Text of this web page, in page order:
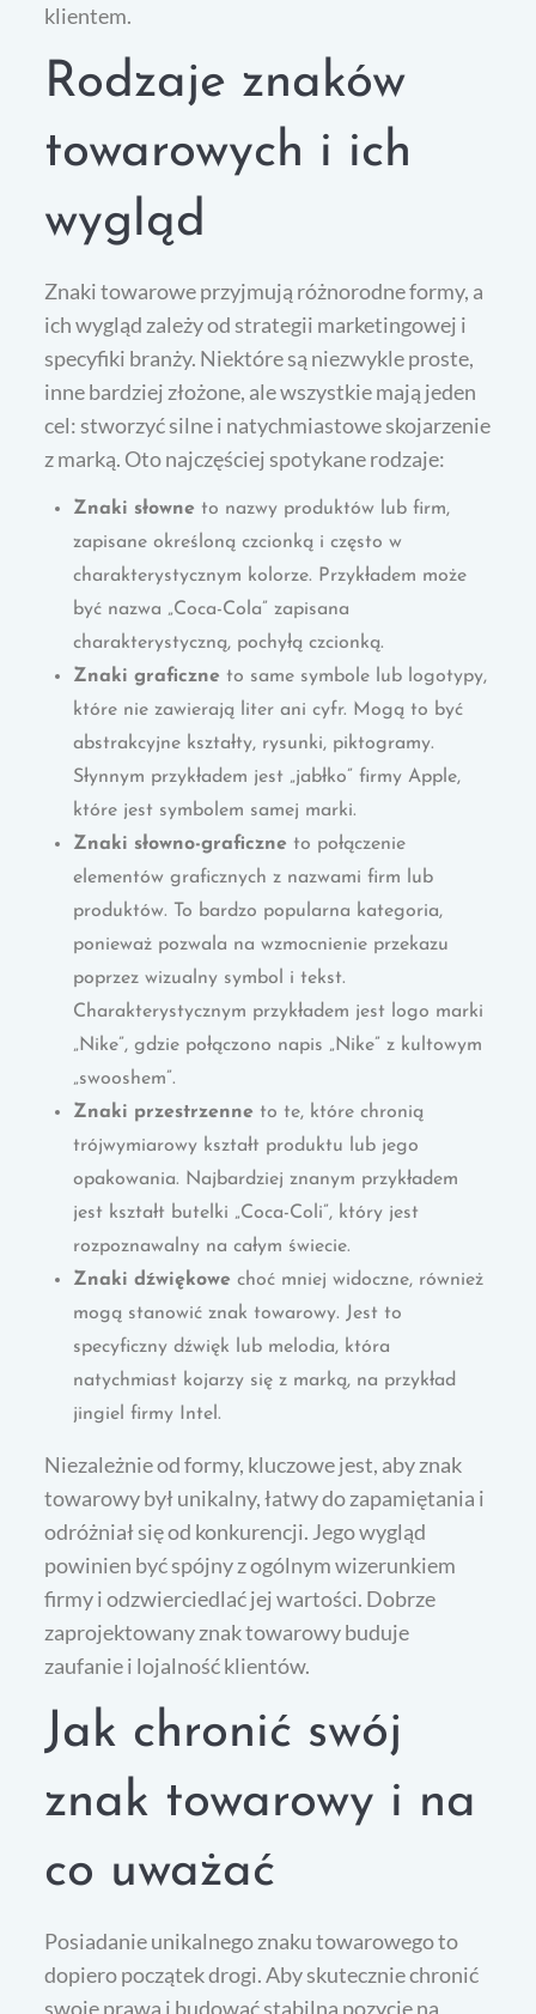
klientem.
Rodzaje znaków
towarowych i ich
wygląd
Znaki towarowe przyjmują różnorodne formy, a
ich wygląd zależy od strategii marketingowej i
specyfiki branży. Niektóre są niezwykle proste,
inne bardziej złożone, ale wszystkie mają jeden
cel: stworzyć silne i natychmiastowe skojarzenie
z marką. Oto najczęściej spotykane rodzaje:
Znaki słowne to nazwy produktów lub firm,
zapisane określoną czcionką i często w
charakterystycznym kolorze. Przykładem może
być nazwa „Coca-Cola” zapisana
charakterystyczną, pochyłą czcionką.
Znaki graficzne to same symbole lub logotypy,
które nie zawierają liter ani cyfr. Mogą to być
abstrakcyjne kształty, rysunki, piktogramy.
Słynnym przykładem jest „jabłko” firmy Apple,
które jest symbolem samej marki.
Znaki słowno-graficzne to połączenie
elementów graficznych z nazwami firm lub
produktów. To bardzo popularna kategoria,
ponieważ pozwala na wzmocnienie przekazu
poprzez wizualny symbol i tekst.
Charakterystycznym przykładem jest logo marki
„Nike”, gdzie połączono napis „Nike” z kultowym
„swooshem”.
Znaki przestrzenne to te, które chronią
trójwymiarowy kształt produktu lub jego
opakowania. Najbardziej znanym przykładem
jest kształt butelki „Coca-Coli”, który jest
rozpoznawalny na całym świecie.
Znaki dźwiękowe choć mniej widoczne, również
mogą stanowić znak towarowy. Jest to
specyficzny dźwięk lub melodia, która
natychmiast kojarzy się z marką, na przykład
jingiel firmy Intel.
Niezależnie od formy, kluczowe jest, aby znak
towarowy był unikalny, łatwy do zapamiętania i
odróżniał się od konkurencji. Jego wygląd
powinien być spójny z ogólnym wizerunkiem
firmy i odzwierciedlać jej wartości. Dobrze
zaprojektowany znak towarowy buduje
zaufanie i lojalność klientów.
Jak chronić swój
znak towarowy i na
co uważać
Posiadanie unikalnego znaku towarowego to
dopiero początek drogi. Aby skutecznie chronić
swoje prawa i budować stabilną pozycję na